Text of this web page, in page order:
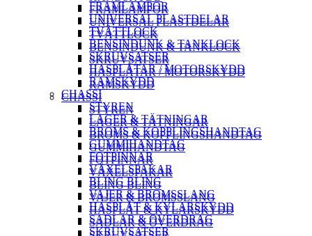
FRAMLAMPOR
UNIVERSAL PLASTDELAR
TVÄTTLOCK
BENSINDUNK & TANKLOCK
SKRUVSATSER
HASPLÅTAR / MOTORSKYDD
RAMSKYDD
CHASSI
STYREN
LAGER & TÄTNINGAR
BROMS & KOPPLINGSHANDTAG
GUMMIHANDTAG
FOTPINNAR
VÄXELSPAKAR
BLING BLING
VAJER & BROMSSLANG
HASPLÅT & KYLARSKYDD
SADLAR & ÖVERDRAG
FRAMLAMPOR
UNIVERSAL PLASTDELAR
TVÄTTLOCK
BENSINDUNK & TANKLOCK
SKRUVSATSER
HASPLÅTAR / MOTORSKYDD
RAMSKYDD
CHASSI
STYREN
LAGER & TÄTNINGAR
BROMS & KOPPLINGSHANDTAG
GUMMIHANDTAG
FOTPINNAR
VÄXELSPAKAR
BLING BLING
VAJER & BROMSSLANG
HASPLÅT & KYLARSKYDD
SADLAR & ÖVERDRAG
SKRUVSATSER